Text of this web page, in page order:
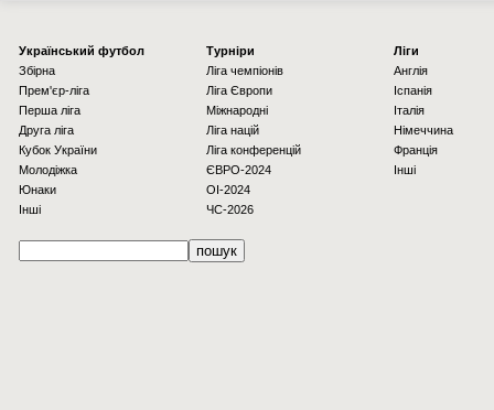
Українcький футбол
Збірна
Прем'єр-ліга
Перша ліга
Друга ліга
Кубок України
Молодіжка
Юнаки
Інші
Турніри
Ліга чемпіонів
Ліга Європи
Міжнародні
Ліга націй
Ліга конференцій
ЄВРО-2024
OI-2024
ЧС-2026
Ліги
Англія
Іспанія
Італія
Німеччина
Франція
Інші